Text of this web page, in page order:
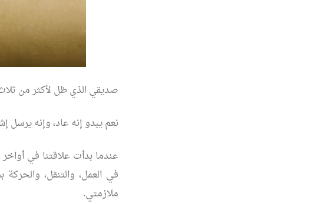
صديقي الذي ظل لأكثر من
نعم يبدو إنه عاد، وإنه يرسل
في العمل، والتنقل،
ملازمتي.